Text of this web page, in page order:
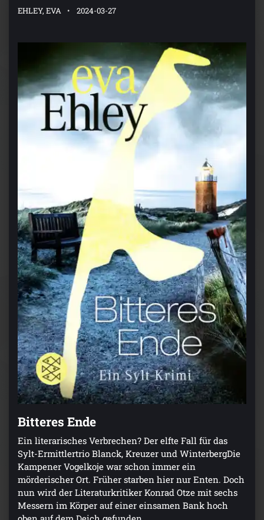
EHLEY, EVA 2024-03-27
Bitteres Ende
Ein literarisches Verbrechen? Der elfte Fall für das
Sylt-Ermittlertrio Blanck, Kreuzer und WinterbergDie
Kampener Vogelkoje war schon immer ein
mörderischer Ort. Früher starben hier nur Enten. Doch
nun wird der Literaturkritiker Konrad Otze mit sechs
Messern im Körper auf einer einsamen Bank hoch
oben auf dem Deich gefunden.